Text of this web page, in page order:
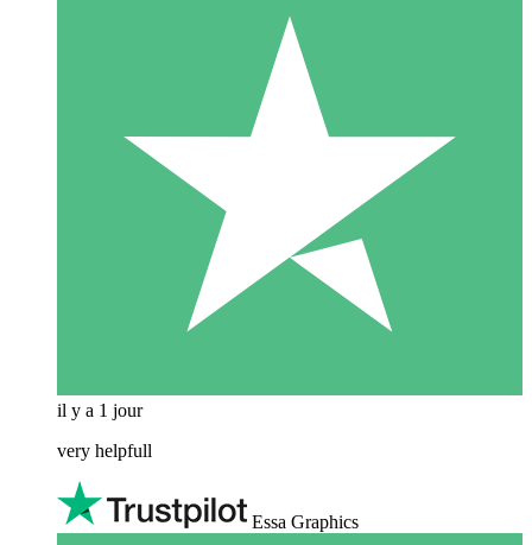
il y a 1 jour
very helpfull
Essa Graphics